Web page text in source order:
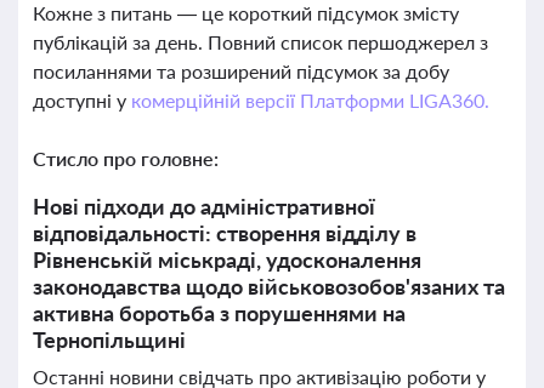
Кожне з питань — це короткий підсумок змісту
публікацій за день. Повний список першоджерел з
посиланнями та розширений підсумок за добу
доступні у комерційній версії Платформи LIGA360.
Стисло про головне:
Нові підходи до адміністративної
відповідальності: створення відділу в
Рівненській міськраді, удосконалення
законодавства щодо військовозобов'язаних та
активна боротьба з порушеннями на
Тернопільщині
Останні новини свідчать про активізацію роботи у